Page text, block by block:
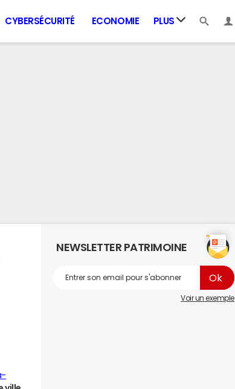
CYBERSÉCURITÉ ECONOMIE PLUS
NEWSLETTER PATRIMOINE
Voir un exemple